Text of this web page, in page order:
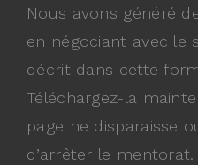
Nous avons généré
en négociant avec le
décrit dans cette
Téléchargez-la
page ne disparaisse
d’arrêter le mentorat.